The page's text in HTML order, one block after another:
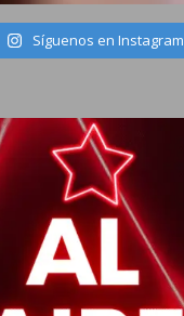
Síguenos en Instagram